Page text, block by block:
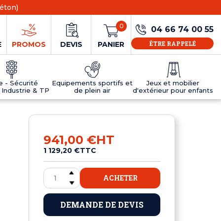
PROMOS DEVIS PANIER
0 04 66 74 00 55
ÊTRE RAPPELÉ
- Sécurité
& TP
Equipements sportifs et
de plein air
Tables de ping-pong en résine
Jeux et mobilier
d'extérieur pour enfants
MOBILIER D'EXTÉRIEUR POUR ENFANTS
941,00 €HT
1 129,20 €TTC
ACHETER
DEMANDE DE DEVIS